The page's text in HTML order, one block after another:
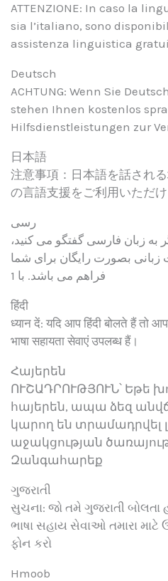
ATTENZIONE: In caso la
sia l’italiano, sono
assistenza linguistica
Deutsch
ACHTUNG: Wenn Sie
stehen Ihnen kostenlos
Hilfsdienstleistungen zur
日本語
注意事項：日本語を話され
の言語支援をご利用いただけ
رسی
به زبان فارسی گفتگو می کنید،
زبانی بصورت رایگان برای شما
فراهم می باشد. با 1
हिंदी
ध्यान दें: यदि आप हिंदी बोलते हैं तो
भाषा सहायता सेवाएं उपलब्ध हैं।
Հայերեն
ՈՒՇԱԴՐՈՒԹՅՈՒՆ՝ Եթե
հայերեն, ապա ձեզ
կարող են տրամադրվել
աջակցության
Զանգահարեք
ગુજરાતી
સુચના: જો તમે ગુજરાતી બોલતા
ભાષા સહાય સેવાઓ તમારા માટે
ફોન કરો
Hmoob